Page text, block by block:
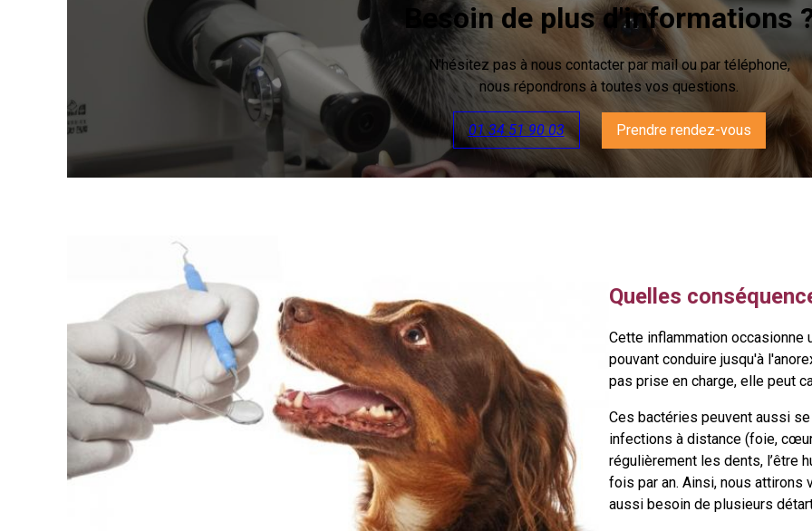
Besoin de plus d'informations
N'hésitez pas à nous contacter par mail ou par téléphone,
nous répondrons à toutes vos questions.
01 34 51 90 03 Prendre rendez-vous
Quelles
Cette inflammation occasionne
pouvant conduire jusqu'à
pas prise en charge, elle peut
Ces bactéries peuvent aussi
infections à distance (foie,
régulièrement les dents, l’être
fois par an. Ainsi, nous attirons
aussi besoin de plusieurs